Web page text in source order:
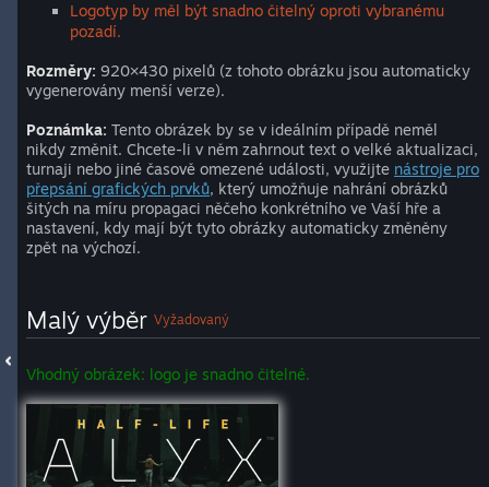
Logotyp by měl být snadno čitelný oproti vybranému
pozadí.
Rozměry: 920×430 pixelů (z tohoto obrázku jsou automaticky
vygenerovány menší verze).
Poznámka: Tento obrázek by se v ideálním případě neměl
nikdy změnit. Chcete-li v něm zahrnout text o velké aktualizaci,
turnaji nebo jiné časově omezené události, využijte nástroje pro
přepsání grafických prvků, který umožňuje nahrání obrázků
šitých na míru propagaci něčeho konkrétního ve Vaší hře a
nastavení, kdy mají být tyto obrázky automaticky změněny
zpět na výchozí.
Malý výběr Vyžadovaný
Vhodný obrázek: logo je snadno čitelné.